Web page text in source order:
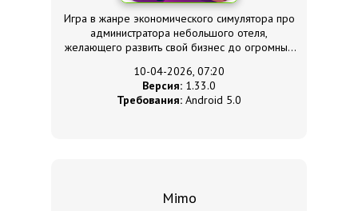
Игра в жанре экономического симулятора про
администратора небольшого отеля,
желающего развить свой бизнес до огромных
10-04-2026, 07:20
Версия: 1.33.0
Требования: Android 5.0
Mimo